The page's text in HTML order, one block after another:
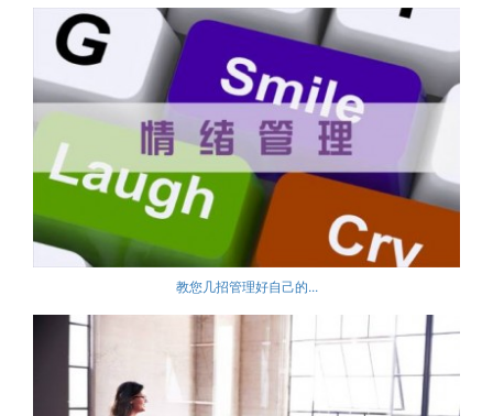
教您几招管理好自己的...